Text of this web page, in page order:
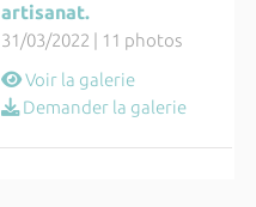
artisanat.
31/03/2022 | 11 photos
Voir la galerie
Demander la galerie